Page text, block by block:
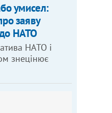
умисел:
заяву
НАТО
НАТО і
знецінює